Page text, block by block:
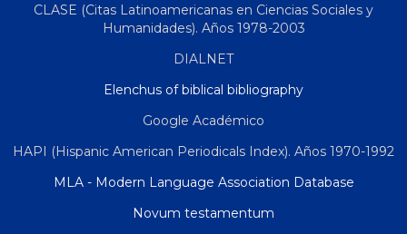
CLASE (Citas Latinoamericanas en Ciencias Sociales y
Humanidades). Años 1978-2003
DIALNET
Elenchus of biblical bibliography
Google Académico
HAPI (Hispanic American Periodicals Index). Años 1970-1992
MLA - Modern Language Association Database
Novum testamentum